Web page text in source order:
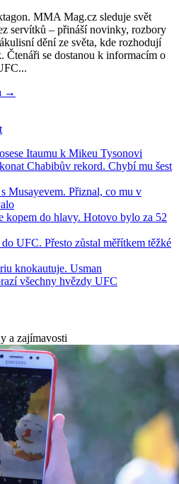
MMA Mag.cz sleduje svět
servítků – přináší novinky, rozbory
dění ze světa, kde rozhodují
Čtenáři se dostanou k informacím o
→
Itaumu k Mikeu Tysonovi
Chabibův rekord. Chybí mu šest
Musayevem. Přiznal, co mu v
kopem do hlavy. Hotovo bylo za 52
UFC. Přesto zůstal měřítkem těžké
knokautuje. Usman
všechny hvězdy UFC
a zajímavosti